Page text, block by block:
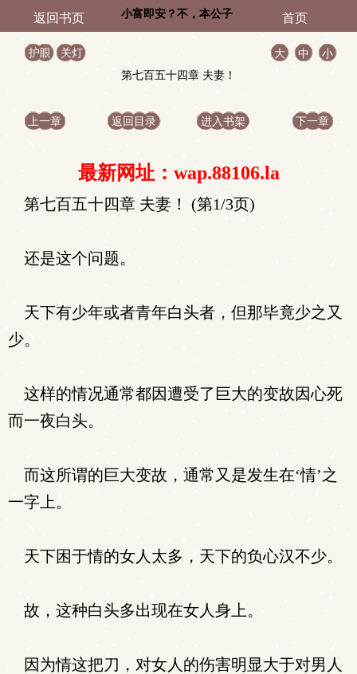
返回书页 小富即安？不，本公子 首页
护眼 关灯 大 中
小
第七百五十四章 夫妻！
上一章 返回目录 进入书架 下一章
最新网址：wap.88106.la
第七百五十四章 夫妻！ (第1/3页)
还是这个问题。
天下有少年或者青年白头者，但那毕竟少之又
少。
这样的情况通常都因遭受了巨大的变故因心死
而一夜白头。
而这所谓的巨大变故，通常又是发生在‘情’之
一字上。
天下困于情的女人太多，天下的负心汉不少。
故，这种白头多出现在女人身上。
因为情这把刀，对女人的伤害明显大于对男人